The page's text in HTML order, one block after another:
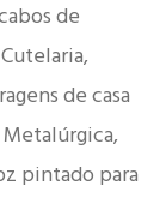
de
de casa
pintado para